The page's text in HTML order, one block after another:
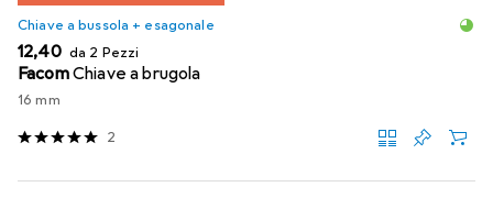
Chiave a bussola + esagonale
EUR
12,40 da 2 Pezzi
FacomChiave a brugola
16 mm
2